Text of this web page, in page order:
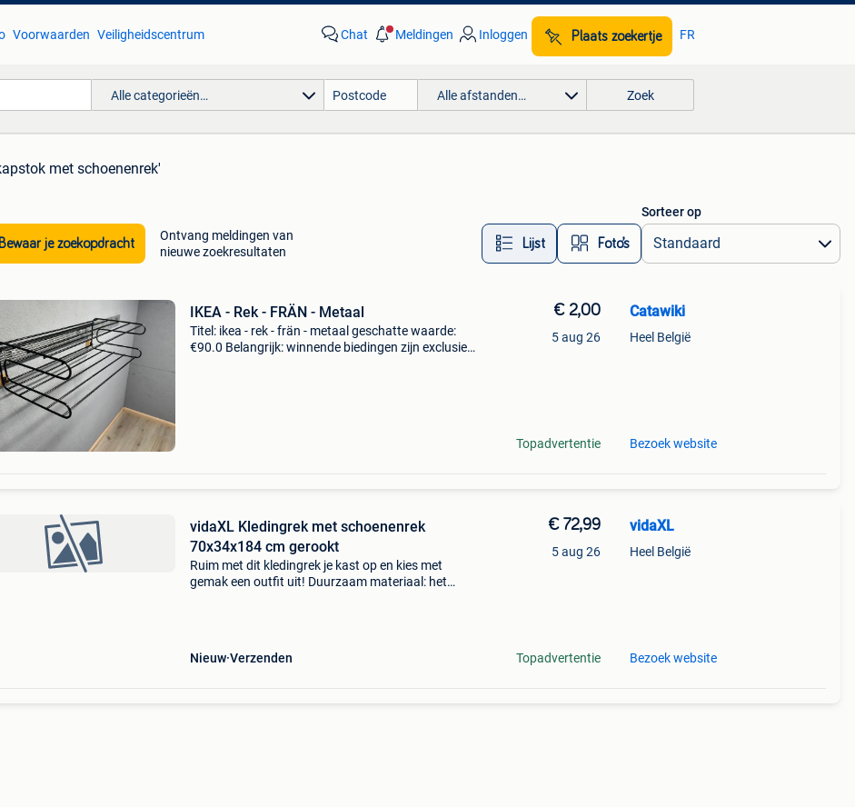
Voorwaarden Veiligheidscentrum Chat Meldingen Inloggen Plaats zoekertje FR
Alle categorieën… Alle afstanden… Zoek
met schoenenrek'
Bewaar je zoekopdracht
Ontvang meldingen van
nieuwe zoekresultaten
Lijst Foto’s
Sorteer op
IKEA - Rek - FRÄN - Metaal
Titel: ikea - rek - frän - metaal geschatte waarde:
€90.0 Belangrijk: winnende biedingen zijn exclusief
€ 2,00
5 aug 26
Topadvertentie
Catawiki
Heel België
Bezoek website
vidaXL Kledingrek met schoenenrek
70x34x184 cm gerookt
Ruim met dit kledingrek je kast op en kies met
gemak een outfit uit! Duurzaam materiaal: het
Nieuw Verzenden
€ 72,99
5 aug 26
Topadvertentie
vidaXL
Heel België
Bezoek website